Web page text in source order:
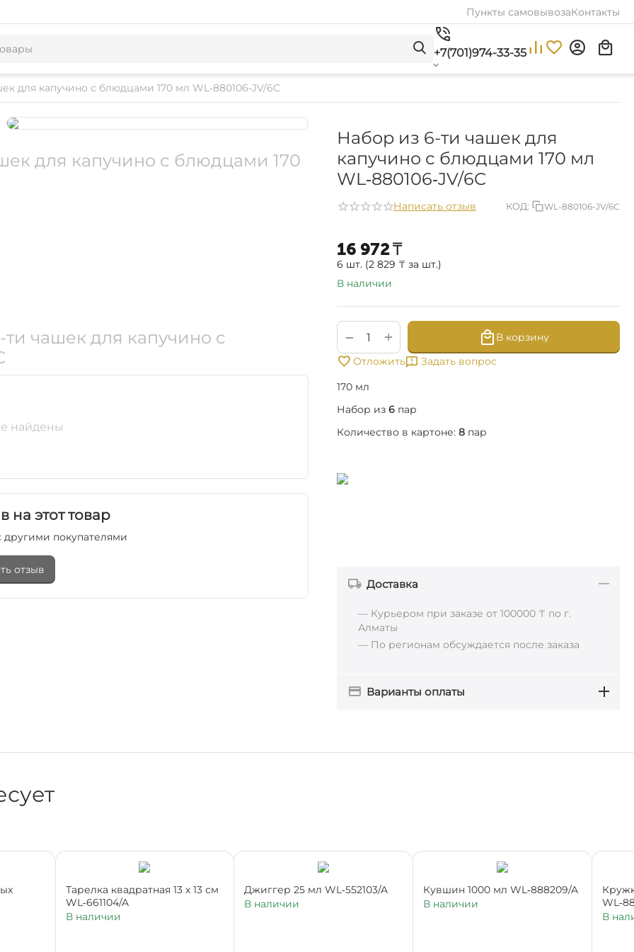
Пункты самовывозаКонтакты
+7(701)974-33-35
для капучино с блюдцами 170 мл WL‑880106‑JV/6C
Набор из 6-ти чашек для
капучино с блюдцами 170 мл
WL‑880106‑JV/6C
Написать отзыв КОД: WL-880106-JV/6C
16 972₸
6 шт. (2 829 ₸ за шт.)
В наличии
+
−
В корзину
Отложить
Задать вопрос
170 мл
Набор из 6 пар
Количество в картоне: 8 пар
Доставка
— Курьером при заказе от 100000 ₸ по г.
Алматы
— По регионам обсуждается после заказа
Варианты оплаты
для капучино с блюдцами 170
чашек для капучино с
найдены
на этот товар
покупателями
отзыв
Тарелка квадратная 13 x 13 см
WL‑661104/A
В наличии
Джиггер 25 мл WL‑552103/A
В наличии
Кувшин 1000 мл WL‑888209/A
В наличии
В